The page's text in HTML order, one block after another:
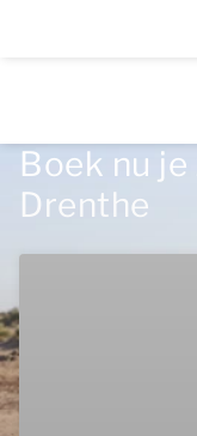
Boek nu
Drenthe